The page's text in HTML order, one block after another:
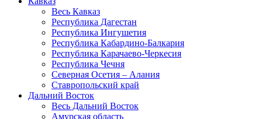
Весь Кавказ
Республика Дагестан
Республика Ингушетия
Республика Кабардино-Балкария
Республика Карачаево-Черкесия
Республика Чечня
Северная Осетия – Алания
Ставропольский край
Дальний Восток
Весь Дальний Восток
Амурская область